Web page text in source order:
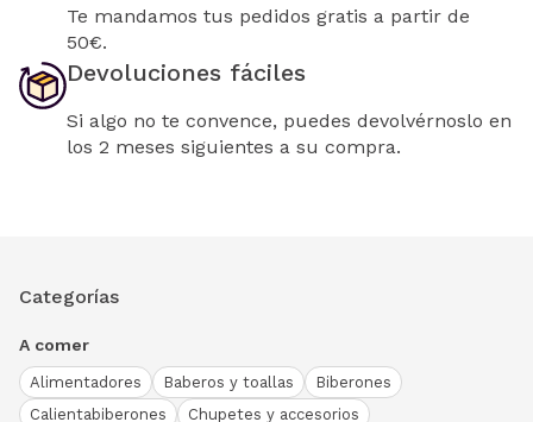
Te mandamos tus pedidos gratis a partir de
50€.
Devoluciones fáciles
Si algo no te convence, puedes devolvérnoslo en
los 2 meses siguientes a su compra.
Categorías
A comer
Alimentadores Baberos y toallas
Biberones
Calientabiberones
Chupetes y accesorios